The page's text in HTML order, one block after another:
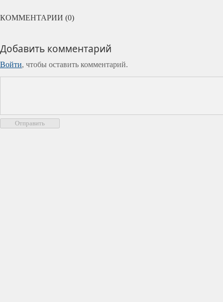
КОММЕНТАРИИ (0)
Добавить комментарий
Войти, чтобы оставить комментарий.